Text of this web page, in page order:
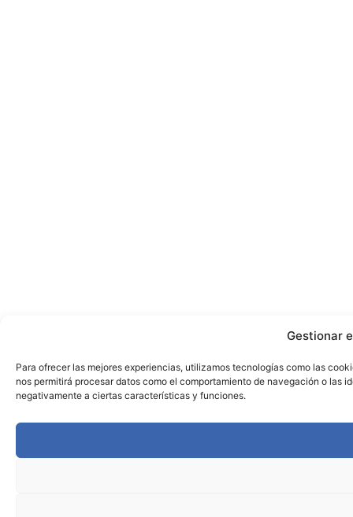
Gestionar
Para ofrecer las mejores experiencias, utilizamos tecnologías como las
nos permitirá procesar datos como el comportamiento de navegación o
negativamente a ciertas características y funciones.